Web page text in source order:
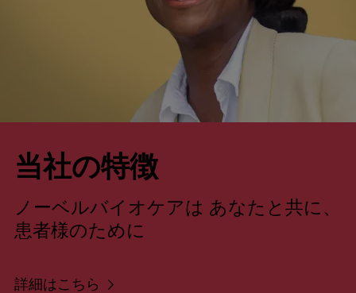
当社の特徴
ノーベルバイオケアは あなたと共に、
患者様のために
詳細はこちら